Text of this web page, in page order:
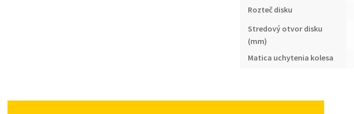
Rozteč disku
Stredový otvor disku
(mm)
Matica uchytenia kolesa